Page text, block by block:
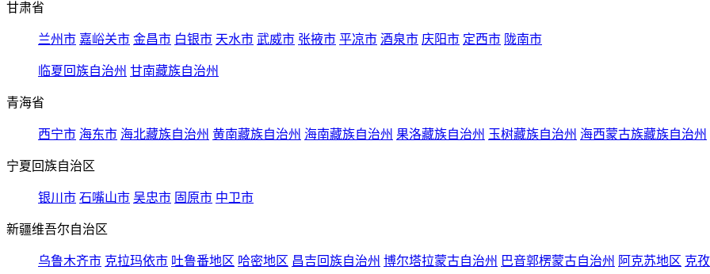
甘肃省
兰州市 嘉峪关市 金昌市 白银市 天水市 武威市 张掖市 平凉市 酒泉市 庆阳市 定西市 陇南市
临夏回族自治州 甘南藏族自治州
青海省
西宁市 海东市 海北藏族自治州 黄南藏族自治州 海南藏族自治州 果洛藏族自治州 玉树藏族自治州 海西蒙古族藏族自治州
宁夏回族自治区
银川市 石嘴山市 吴忠市 固原市 中卫市
新疆维吾尔自治区
乌鲁木齐市 克拉玛依市 吐鲁番地区 哈密地区 昌吉回族自治州 博尔塔拉蒙古自治州 巴音郭楞蒙古自治州 阿克苏地区 克